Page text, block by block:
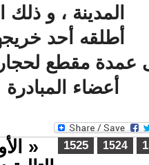
المدينة ، و ذلك
أطلقه أحد
مقطع لحجار
أعضاء المبادرة
« 1524
1525